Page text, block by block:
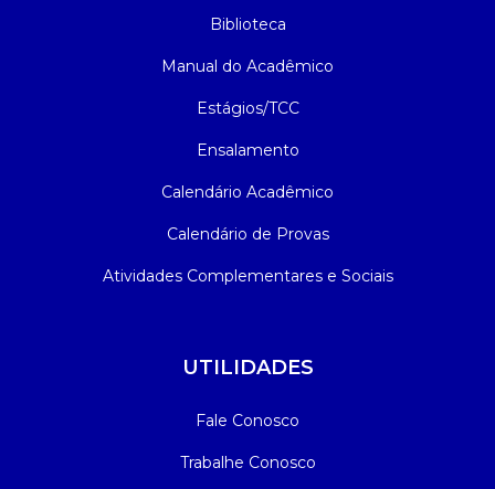
Biblioteca
Manual do Acadêmico
Estágios/TCC
Ensalamento
Calendário Acadêmico
Calendário de Provas
Atividades Complementares e Sociais
UTILIDADES
Fale Conosco
Trabalhe Conosco